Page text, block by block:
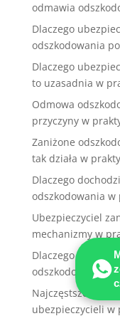
odmawia
Dlaczego
odszkodowania
Dlaczego
to uzasadnia w
Odmowa
przyczyny w
Zaniżone
tak działa w
Dlaczego
odszkodowania
Ubezpieczyciel
mechanizmy w
Dlaczego
odszkodowania
Najczęstsze
ubezpieczycieli w